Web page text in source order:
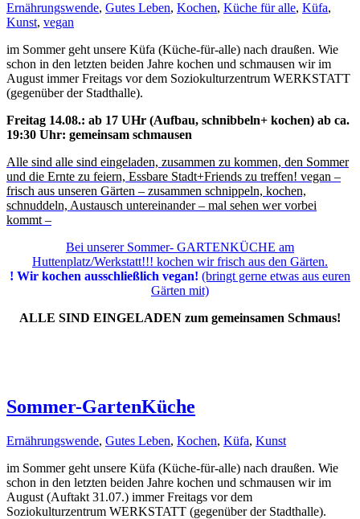
Ernährungswende, Gutes Leben, Kochen, Küche für alle, Küfa,
Kunst, vegan
im Sommer geht unsere Küfa (Küche-für-alle) nach draußen. Wie
schon in den letzten beiden Jahre kochen und schmausen wir im
August immer Freitags vor dem Soziokulturzentrum WERKSTATT
(gegenüber der Stadthalle).
Freitag 14.08.: ab 17 UHr (Aufbau, schnibbeln+ kochen) ab ca.
19:30 Uhr: gemeinsam schmausen
Alle sind alle sind eingeladen, zusammen zu kommen, den Sommer
und die Ernte zu feiern, Essbare Stadt+Friends zu treffen! vegan –
frisch aus unseren Gärten – zusammen schnippeln, kochen,
schnuddeln, Austausch untereinander – mal sehen wer vorbei
kommt –
Bei unserer Sommer- GARTENKÜCHE am
Huttenplatz/Werkstatt!!! kochen wir frisch aus den Gärten.
! Wir kochen ausschließlich vegan! (bringt gerne etwas aus euren
Gärten mit)
ALLE SIND EINGELADEN zum gemeinsamen Schmaus!
Sommer-GartenKüche
Ernährungswende, Gutes Leben, Kochen, Küfa, Kunst
im Sommer geht unsere Küfa (Küche-für-alle) nach draußen. Wie
schon in den letzten beiden Jahre kochen und schmausen wir im
August (Auftakt 31.07.) immer Freitags vor dem
Soziokulturzentrum WERKSTATT (gegenüber der Stadthalle).